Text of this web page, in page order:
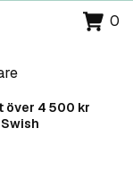
0
över 4 500 kr